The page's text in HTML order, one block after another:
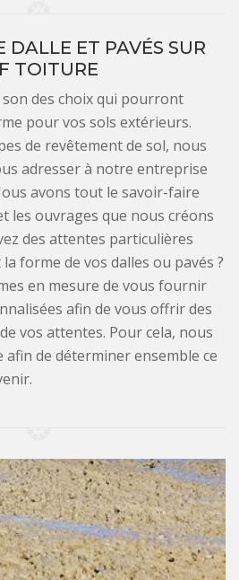
DALLE ET PAVÉS SUR
TOITURE
son des choix qui pourront
pour vos sols extérieurs.
de revêtement de sol, nous
adresser à notre entreprise
avons tout le savoir-faire
les ouvrages que nous créons
des attentes particulières
forme de vos dalles ou pavés ?
en mesure de vous fournir
afin de vous offrir des
vos attentes. Pour cela, nous
de déterminer ensemble ce